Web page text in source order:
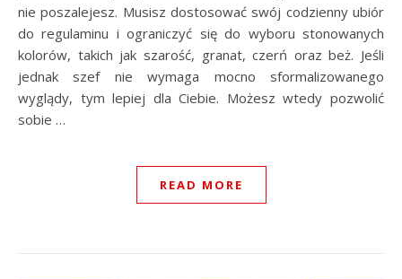
nie poszalejesz. Musisz dostosować swój codzienny ubiór
do regulaminu i ograniczyć się do wyboru stonowanych
kolorów, takich jak szarość, granat, czerń oraz beż. Jeśli
jednak szef nie wymaga mocno sformalizowanego
wyglądy, tym lepiej dla Ciebie. Możesz wtedy pozwolić
sobie …
READ MORE